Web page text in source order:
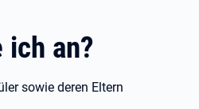
ich an?
sowie deren Eltern